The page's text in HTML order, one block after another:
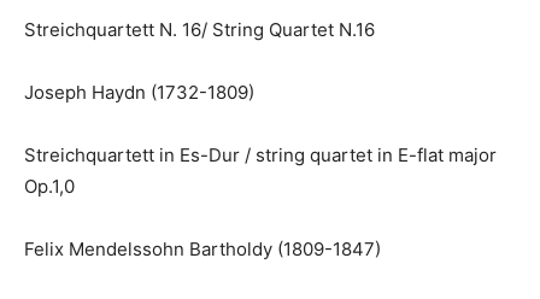
Streichquartett N. 16/ String Quartet N.16
Joseph Haydn (1732-1809)
Streichquartett in Es-Dur / string quartet in E-flat major
Op.1,0
Felix Mendelssohn Bartholdy (1809-1847)